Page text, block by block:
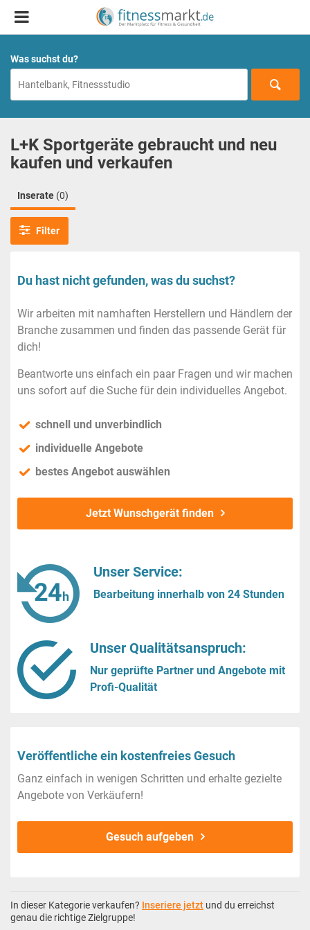
Was suchst du?
L+K Sportgeräte gebraucht und neu
kaufen und verkaufen
Inserate (0)
Filter
Du hast nicht gefunden, was du suchst?
Wir arbeiten mit namhaften Herstellern und Händlern der
Branche zusammen und finden das passende Gerät für
dich!
Beantworte uns einfach ein paar Fragen und wir machen
uns sofort auf die Suche für dein individuelles Angebot.
schnell und unverbindlich
individuelle Angebote
bestes Angebot auswählen
Jetzt Wunschgerät finden
Unser Service:
Bearbeitung innerhalb von 24 Stunden
Unser Qualitätsanspruch:
Nur geprüfte Partner und Angebote mit
Profi-Qualität
Veröffentliche ein kostenfreies Gesuch
Ganz einfach in wenigen Schritten und erhalte gezielte
Angebote von Verkäufern!
Gesuch aufgeben
In dieser Kategorie verkaufen? Inseriere jetzt und du erreichst
genau die richtige Zielgruppe!